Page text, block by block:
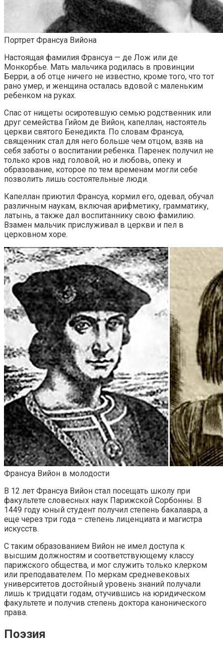
Портрет Франсуа Вийона
Настоящая фамилия Франсуа — де Лож или де
Монкорбье. Мать мальчика родилась в провинции
Берри, а об отце ничего не известно, кроме того, что тот
рано умер, и женщина осталась вдовой с маленьким
ребенком на руках.
Спас от нищеты осиротевшую семью родственник или
друг семейства Гийом де Вийон, капеллан, настоятель
церкви святого Бенедикта. По словам Франсуа,
священник стал для него больше чем отцом, взяв на
себя заботы о воспитании ребенка. Паренек получил не
только кров над головой, но и любовь, опеку и
образование, которое по тем временам могли себе
позволить лишь состоятельные люди.
Капеллан приютил Франсуа, кормил его, одевал, обучал
различным наукам, включая арифметику, грамматику,
латынь, а также дал воспитаннику свою фамилию.
Взамен мальчик прислуживал в церкви и пел в
церковном хоре.
Франсуа Вийон в молодости
В 12 лет Франсуа Вийон стал посещать школу при
факультете словесных наук Парижской Сорбонны. В
1449 году юный студент получил степень бакалавра, а
еще через три года – степень лиценциата и магистра
искусств.
С таким образованием Вийон не имел доступа к
высшим должностям и соответствующему классу
парижского общества, и мог служить только клерком
или преподавателем. По меркам средневековых
университетов достойный уровень знаний получали
лишь к тридцати годам, отучившись на юридическом
факультете и получив степень доктора канонического
права.
Поэзия